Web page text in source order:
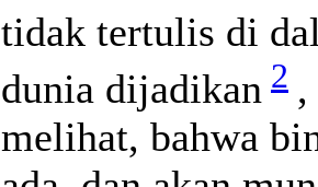
tidak tertulis di
dunia dijadikan 2 ,
melihat, bahwa